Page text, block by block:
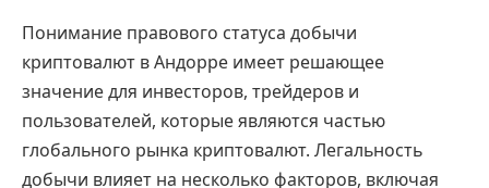
Понимание правового статуса добычи
криптовалют в Андорре имеет решающее
значение для инвесторов, трейдеров и
пользователей, которые являются частью
глобального рынка криптовалют. Легальность
добычи влияет на несколько факторов, включая